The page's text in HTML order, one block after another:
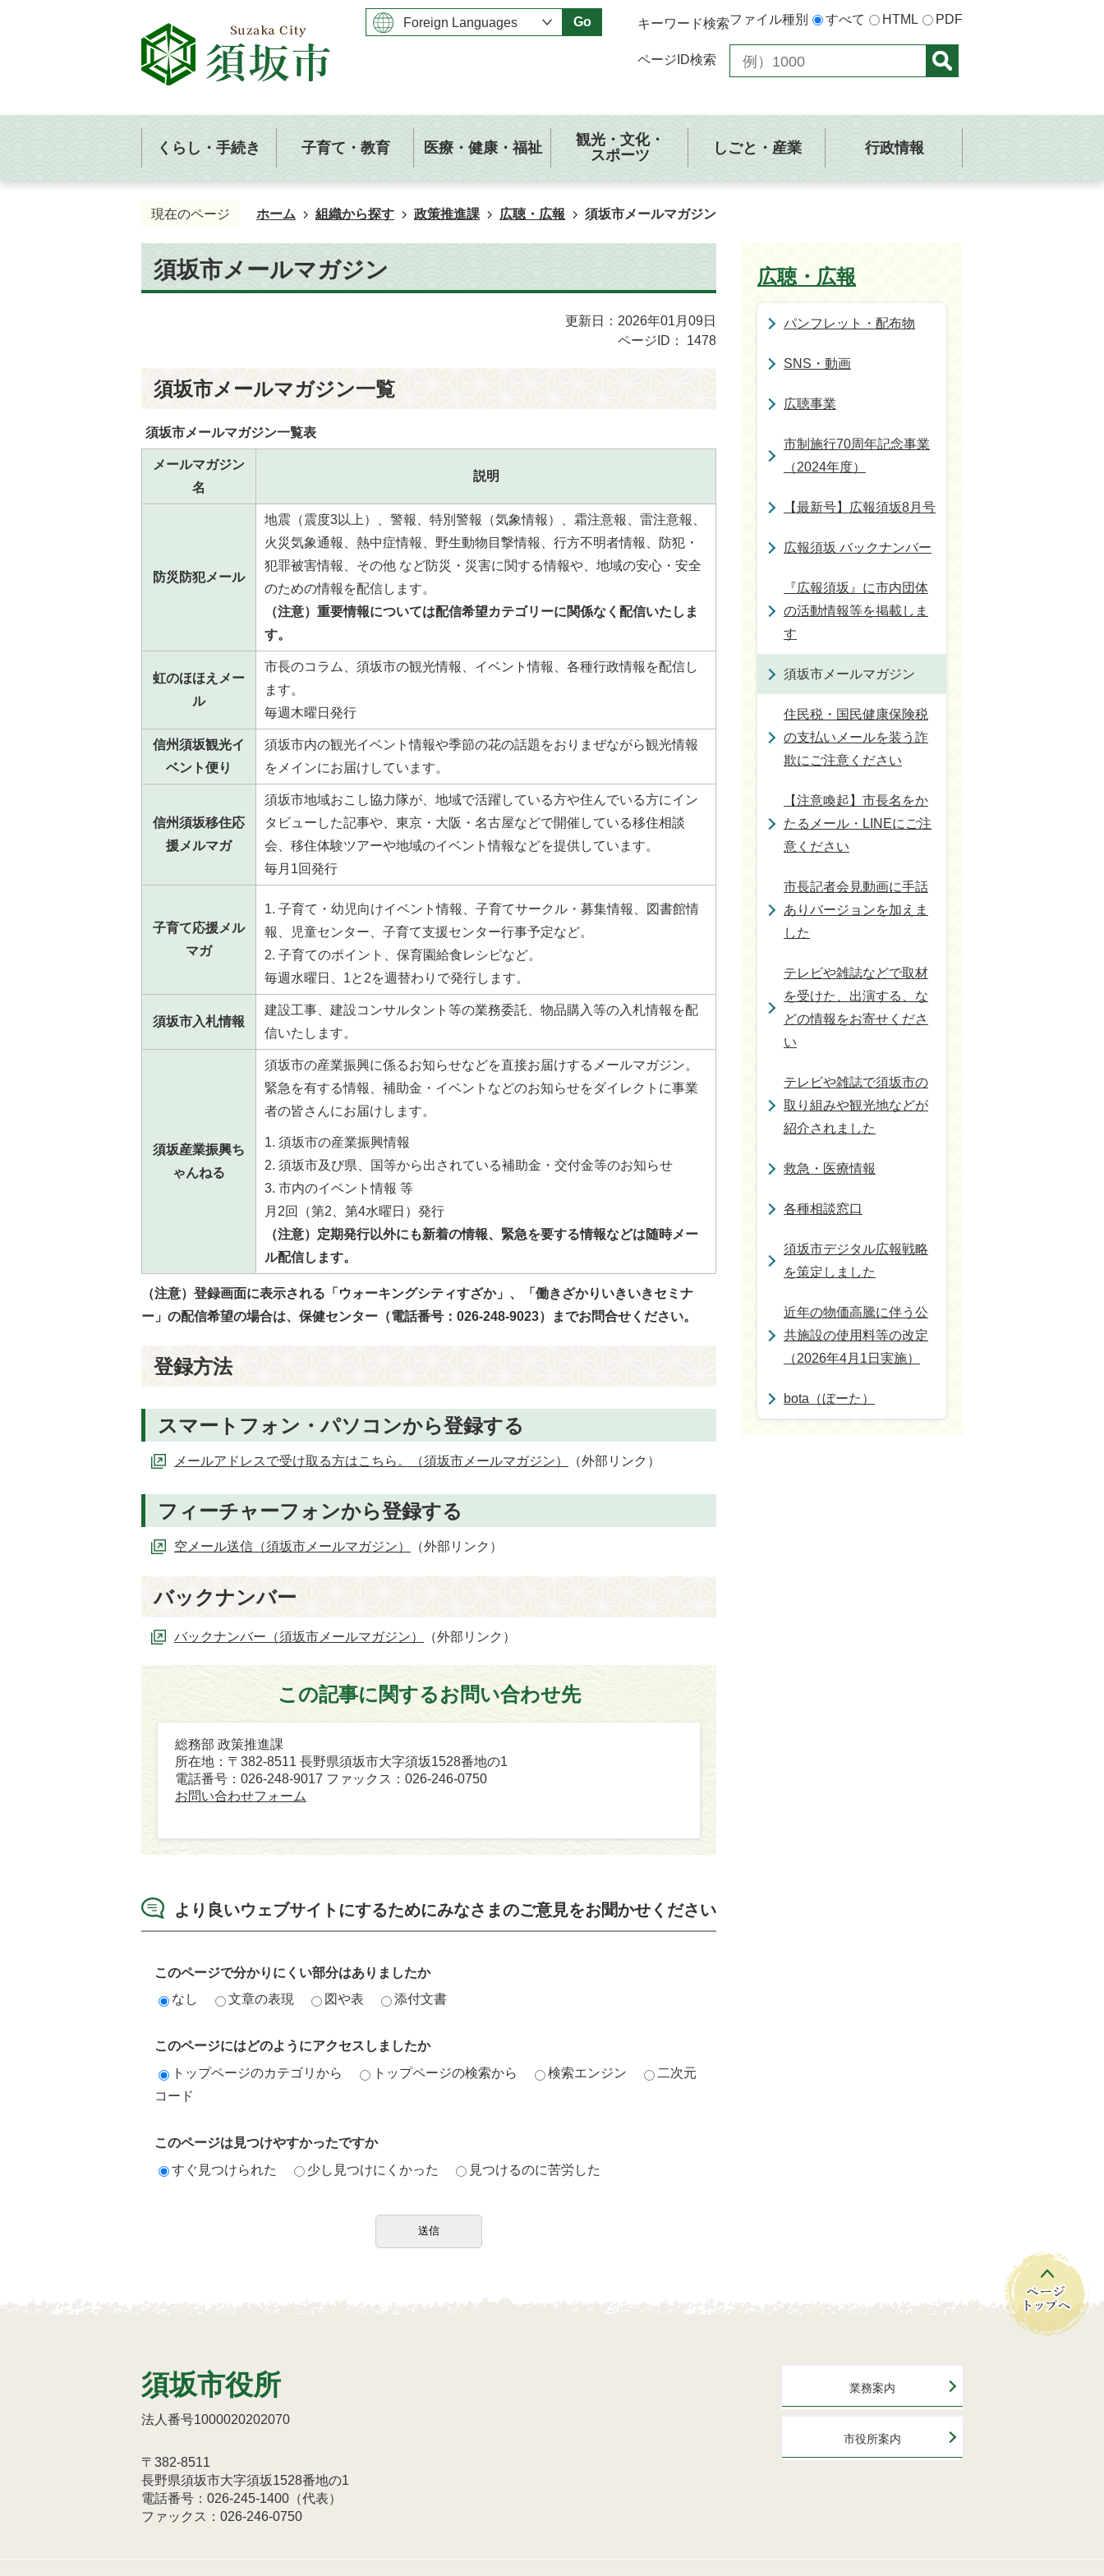
Go キーワード検索ファイル種別 すべて HTML PDF
ページID検索
くらし・手続き 子育て・教育 医療・健康・福祉
観光・文化・
スポーツ
しごと・産業 行政情報
現在のページ ホーム 組織から探す 政策推進課 広聴・広報 須坂市メールマガジン
須坂市メールマガジン
更新日：2026年01月09日
ページID：
1478
須坂市メールマガジン一覧
須坂市メールマガジン一覧表
メールマガジン
名
説明
防災防犯メール
地震（震度3以上）、警報、特別警報（気象情報）、霜注意報、雷注意報、
火災気象通報、熱中症情報、野生動物目撃情報、行方不明者情報、防犯・
犯罪被害情報、その他 など防災・災害に関する情報や、地域の安心・安全
のための情報を配信します。
（注意）重要情報については配信希望カテゴリーに関係なく配信いたしま
す。
虹のほほえメー
ル
市長のコラム、須坂市の観光情報、イベント情報、各種行政情報を配信し
ます。
毎週木曜日発行
信州須坂観光イ
ベント便り
須坂市内の観光イベント情報や季節の花の話題をおりまぜながら観光情報
をメインにお届けしています。
信州須坂移住応
援メルマガ
須坂市地域おこし協力隊が、地域で活躍している方や住んでいる方にイン
タビューした記事や、東京・大阪・名古屋などで開催している移住相談
会、移住体験ツアーや地域のイベント情報などを提供しています。
毎月1回発行
子育て応援メル
マガ
子育て・幼児向けイベント情報、子育てサークル・募集情報、図書館情
報、児童センター、子育て支援センター行事予定など。
子育てのポイント、保育園給食レシピなど。
毎週水曜日、1と2を週替わりで発行します。
須坂市入札情報
建設工事、建設コンサルタント等の業務委託、物品購入等の入札情報を配
信いたします。
須坂産業振興ち
ゃんねる
須坂市の産業振興に係るお知らせなどを直接お届けするメールマガジン。
緊急を有する情報、補助金・イベントなどのお知らせをダイレクトに事業
者の皆さんにお届けします。
須坂市の産業振興情報
須坂市及び県、国等から出されている補助金・交付金等のお知らせ
市内のイベント情報 等
月2回（第2、第4水曜日）発行
（注意）定期発行以外にも新着の情報、緊急を要する情報などは随時メー
ル配信します。
（注意）登録画面に表示される「ウォーキングシティすざか」、「働きざかりいきいきセミナ
ー」の配信希望の場合は、保健センター（電話番号：026-248-9023）までお問合せください。
登録方法
スマートフォン・パソコンから登録する
メールアドレスで受け取る方はこちら。（須坂市メールマガジン） （外部リンク）
フィーチャーフォンから登録する
空メール送信（須坂市メールマガジン） （外部リンク）
バックナンバー
バックナンバー（須坂市メールマガジン） （外部リンク）
この記事に関するお問い合わせ先
総務部 政策推進課
所在地：〒382-8511 長野県須坂市大字須坂1528番地の1
電話番号：026-248-9017 ファックス：026-246-0750
お問い合わせフォーム
より良いウェブサイトにするためにみなさまのご意見をお聞かせください
このページで分かりにくい部分はありましたか
なし
文章の表現 図や表 添付文書
このページにはどのようにアクセスしましたか
トップページのカテゴリから
トップページの検索から 検索エンジン
二次元
コード
このページは見つけやすかったですか
すぐ見つけられた
少し見つけにくかった 見つけるのに苦労した
広聴・広報
パンフレット・配布物
SNS・動画
広聴事業
市制施行70周年記念事業
（2024年度）
【最新号】広報須坂8月号
広報須坂 バックナンバー
『広報須坂』に市内団体
の活動情報等を掲載しま
す
須坂市メールマガジン
住民税・国民健康保険税
の支払いメールを装う詐
欺にご注意ください
【注意喚起】市長名をか
たるメール・LINEにご注
意ください
市長記者会見動画に手話
ありバージョンを加えま
した
テレビや雑誌などで取材
を受けた、出演する、な
どの情報をお寄せくださ
い
テレビや雑誌で須坂市の
取り組みや観光地などが
紹介されました
救急・医療情報
各種相談窓口
須坂市デジタル広報戦略
を策定しました
近年の物価高騰に伴う公
共施設の使用料等の改定
（2026年4月1日実施）
bota（ぼーた）
須坂市役所
法人番号1000020202070
〒382-8511
長野県須坂市大字須坂1528番地の1
電話番号：026-245-1400（代表）
ファックス：026-246-0750
業務案内
市役所案内